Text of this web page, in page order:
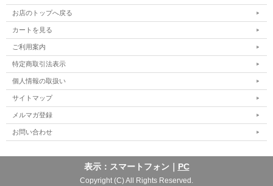
お店のトップへ戻る
カートを見る
ご利用案内
特定商取引法表示
個人情報の取扱い
サイトマップ
メルマガ登録
お問い合わせ
表示：スマートフォン｜ PC
Copyright (C) All Rights Reserved.